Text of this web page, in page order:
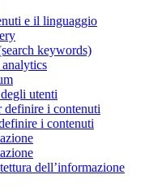
e il linguaggio
keywords)
utenti
definire i contenuti
i contenuti
dell’informazione